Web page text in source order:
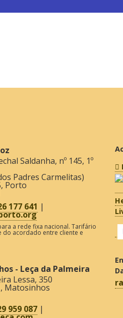
Saldanha, nº 145, 1º
Padres Carmelitas)
, Porto
177 641 |
a rede fixa nacional. Tarifário
do acordado entre cliente e
- Leça da Palmeira
Lessa, 350
, Matosinhos
959 087|